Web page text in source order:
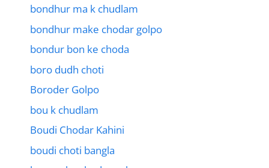
bondhur ma k chudlam
bondhur make chodar golpo
bondur bon ke choda
boro dudh choti
Boroder Golpo
bou k chudlam
Boudi Chodar Kahini
boudi choti bangla